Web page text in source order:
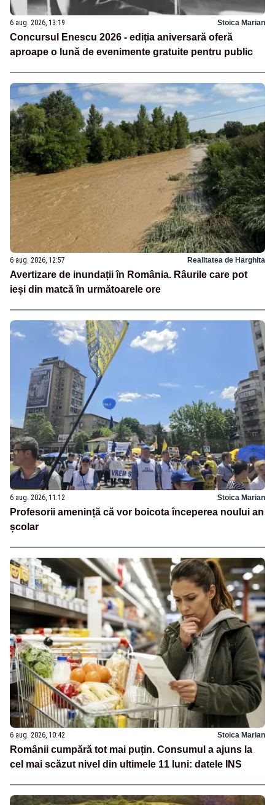
6 aug. 2026, 13:19 Stoica Marian
Concursul Enescu 2026 - ediția aniversară oferă
aproape o lună de evenimente gratuite pentru public
6 aug. 2026, 12:57 Realitatea de Harghita
Avertizare de inundații în România. Râurile care pot
ieși din matcă în următoarele ore
6 aug. 2026, 11:12 Stoica Marian
Profesorii amenință că vor boicota începerea noului an
școlar
6 aug. 2026, 10:42 Stoica Marian
Românii cumpără tot mai puțin. Consumul a ajuns la
cel mai scăzut nivel din ultimele 11 luni: datele INS